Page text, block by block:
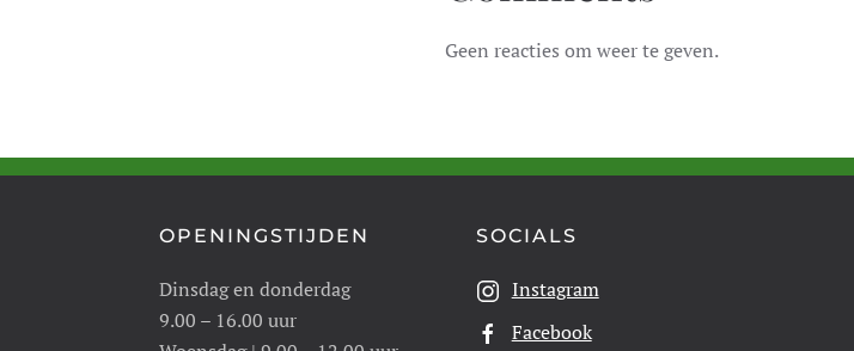
Geen reacties om weer te geven.
OPENINGSTIJDEN
Dinsdag en donderdag
9.00 – 16.00 uur
SOCIALS
Instagram
Facebook